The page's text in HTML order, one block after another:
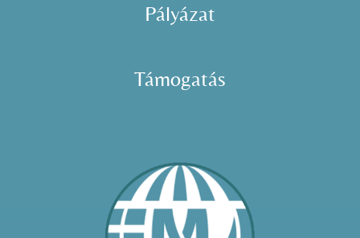
Pályázat
Támogatás